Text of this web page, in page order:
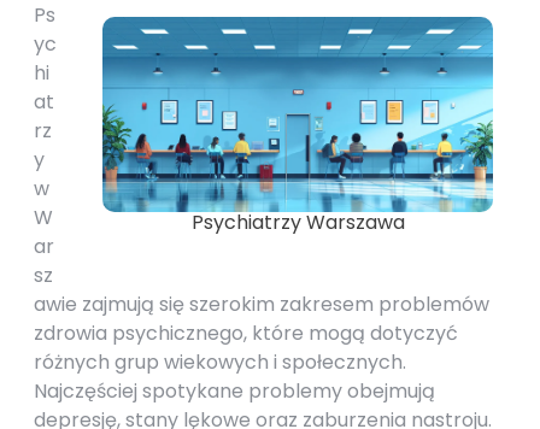
Psychiatrzy Warszawa
Ps
yc
hi
at
rz
y
w
W
ar
sz
awie zajmują się szerokim zakresem problemów
zdrowia psychicznego, które mogą dotyczyć
różnych grup wiekowych i społecznych.
Najczęściej spotykane problemy obejmują
depresję, stany lękowe oraz zaburzenia nastroju.